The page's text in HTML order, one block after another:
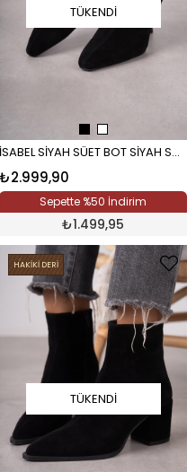
TÜKENDI
İSABEL SİYAH SÜET BOT SİYAH SÜET
₺2.999,90
Sepette %50 İndirim
₺1.499,95
TÜKENDI
HAKİKİ DERİ